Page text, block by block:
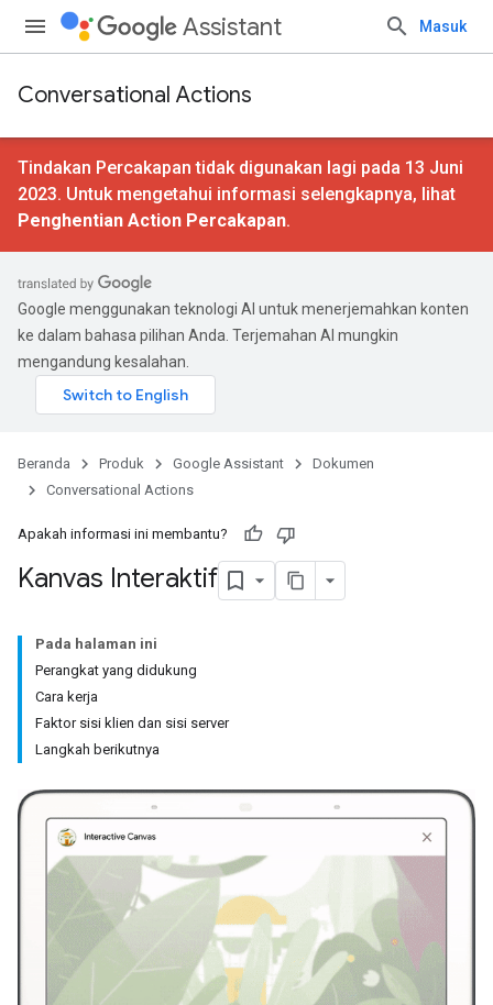
Assistant Masuk
Conversational Actions
Tindakan Percakapan tidak digunakan lagi pada 13 Juni
2023. Untuk mengetahui informasi selengkapnya, lihat
Penghentian Action Percakapan.
Google menggunakan teknologi AI untuk menerjemahkan konten
ke dalam bahasa pilihan Anda. Terjemahan AI mungkin
mengandung kesalahan.
Beranda Produk Google Assistant
Dokumen
Conversational Actions
Apakah informasi ini membantu?
Kanvas Interaktif
Pada halaman ini
Perangkat yang didukung
Cara kerja
Faktor sisi klien dan sisi server
Langkah berikutnya